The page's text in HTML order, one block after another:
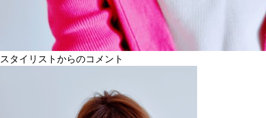
スタイリストからのコメント